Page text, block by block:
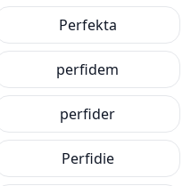
Perfekta
perfidem
perfider
Perfidie